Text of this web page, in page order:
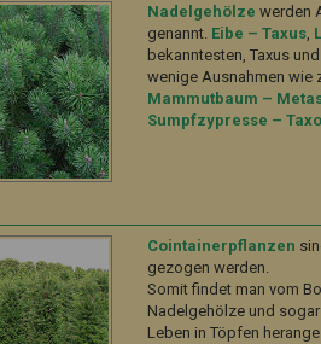
Nadelgehölze werden
genannt. Eibe – Taxus,
bekanntesten, Taxus
wenige Ausnahmen wie
Mammutbaum –
Sumpfzypresse –
Cointainerpflanzen
gezogen werden.
Somit findet man vom
Nadelgehölze und
Leben in Töpfen